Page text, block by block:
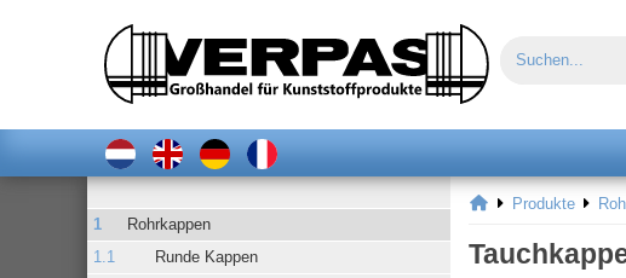
Rohrkappen
Runde Kappen
Produkte